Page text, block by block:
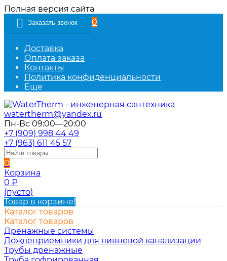
Полная версия сайта
Заказать звонок 0
Доставка
Оплата заказа
Контакты
Политика конфиденциальности
Еще
watertherm@yandex.ru
Пн-Вс 09:00—20:00
+7 (909) 998 44 49
+7 (963) 611 45 57
0
Корзина
0 ₽
(пусто)
Товар в корзине!
Каталог товаров
Каталог товаров
Дренажные системы
Дождеприемники для ливневой канализации
Трубы дренажные